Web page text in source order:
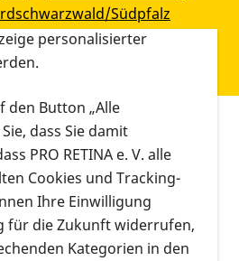
Südpfalz
Karlsruhe Januar
RG Karlsruhe
Termin
–
Veranstaltungsort
Video- und
Telefonkonferenz
Bedienbarkeit der
personalisierter
den Button „Alle
dass Sie damit
PRO RETINA e. V. alle
Cookies und Tracking-
Ihre Einwilligung
für die Zukunft widerrufen,
Kategorien in den